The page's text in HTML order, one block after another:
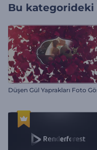
Bu kategorideki